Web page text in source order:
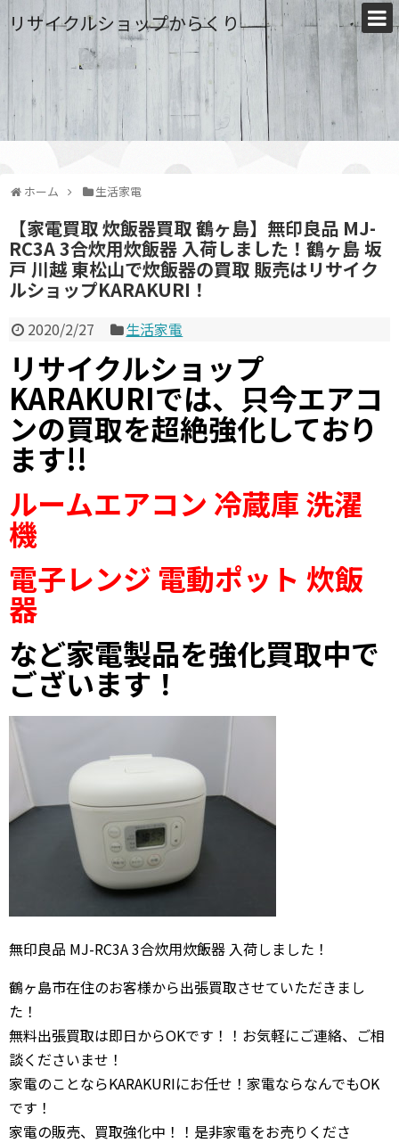
リサイクルショップからくり
ホーム 生活家電
【家電買取 炊飯器買取 鶴ヶ島】無印良品 MJ-
RC3A 3合炊用炊飯器 入荷しました！鶴ヶ島 坂
戸 川越 東松山で炊飯器の買取 販売はリサイク
ルショップKARAKURI！
2020/2/27 生活家電
リサイクルショップ
KARAKURIでは、只今エアコ
ンの買取を超絶強化しており
ます!!
ルームエアコン 冷蔵庫 洗濯
機
電子レンジ電動ポット 炊飯
器
など家電製品を強化買取中で
ございます！
無印良品 MJ-RC3A 3合炊用炊飯器 入荷しました！
鶴ヶ島市在住のお客様から出張買取させていただきまし
た！
無料出張買取は即日からOKです！！お気軽にご連絡、ご相
談くださいませ！
家電のことならKARAKURIにお任せ！家電ならなんでもOK
です！
家電の販売、買取強化中！！是非家電をお売りくださ